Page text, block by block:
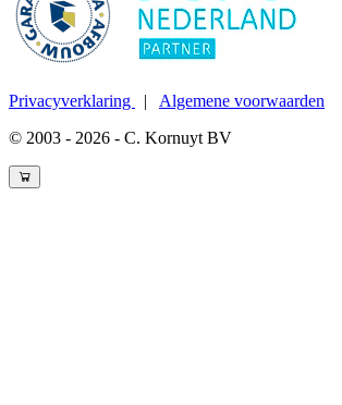
Privacyverklaring | Algemene voorwaarden
© 2003 - 2026 - C. Kornuyt BV